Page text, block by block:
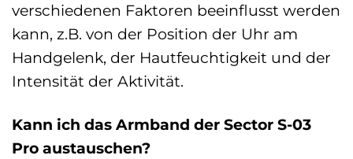
verschiedenen Faktoren beeinflusst werden
kann, z.B. von der Position der Uhr am
Handgelenk, der Hautfeuchtigkeit und der
Intensität der Aktivität.
Kann ich das Armband der Sector S-03
Pro austauschen?